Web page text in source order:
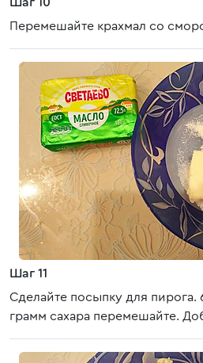
Перемешайте крахмал со
Шаг 11
Сделайте посыпку для пирога.
грамм сахара перемешайте.